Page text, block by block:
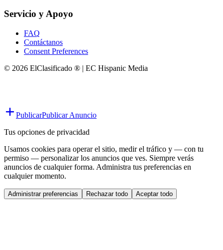
Servicio y Apoyo
FAQ
Contáctanos
Consent Preferences
© 2026 ElClasificado ® | EC Hispanic Media
PublicarPublicar Anuncio
Tus opciones de privacidad
Usamos cookies para operar el sitio, medir el tráfico y — con tu
permiso — personalizar los anuncios que ves. Siempre verás
anuncios de cualquier forma. Administra tus preferencias en
cualquier momento.
Administrar preferencias Rechazar todo Aceptar todo